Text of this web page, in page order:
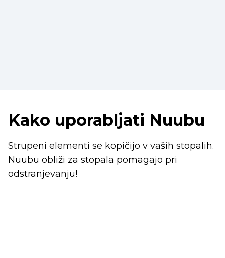
Kako uporabljati Nuubu
Strupeni elementi se kopičijo v vaših stopalih.
Nuubu obliži za stopala pomagajo pri
odstranjevanju!